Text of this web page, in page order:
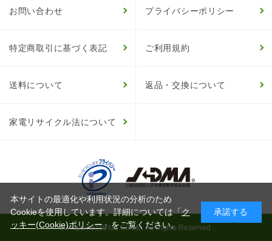
お問い合わせ プライバシーポリシー
特定商取引に基づく表記 ご利用規約
送料について 返品・交換について
家電リサイクル法について
© HappinessClub Co.Ltd. All Rights Reserved.
本サイトの最適化や利用状況の分析のため
Cookieを使用しています。詳細については「ク
ッキー(Cookie)ポリシー」をご覧ください。
承諾する